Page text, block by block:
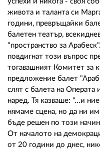
живота и таланта си
години, превръщайки
балетен театър,
"пространство за
повдигнат този въпрос
тогавашният Комитет за
предложение балет
слят с балета на Операта
наред. Тя казваше: "...и
нямаме сцена, но да ни
бъде решен по този
От началото на
от 20 години до днес,